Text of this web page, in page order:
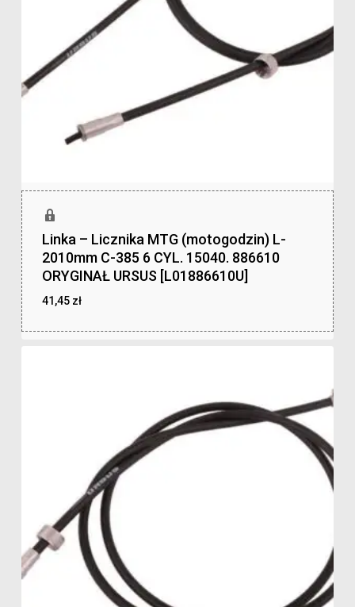
Linka – Licznika MTG (motogodzin) L-
2010mm C-385 6 CYL. 15040. 886610
ORYGINAŁ URSUS [L01886610U]
41,45 zł